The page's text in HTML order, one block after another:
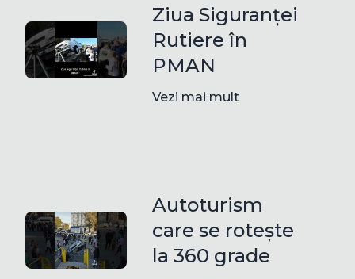
Ziua Siguranței
Rutiere în
PMAN
Vezi mai mult
Autoturism
care se rotește
la 360 grade